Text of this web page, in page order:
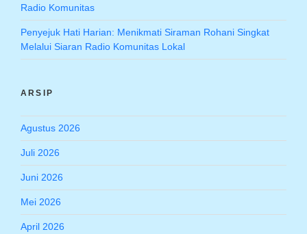
Radio Komunitas
Penyejuk Hati Harian: Menikmati Siraman Rohani Singkat
Melalui Siaran Radio Komunitas Lokal
ARSIP
Agustus 2026
Juli 2026
Juni 2026
Mei 2026
April 2026